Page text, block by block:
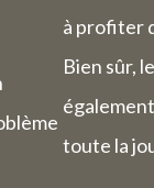
à profiter
Bien sûr,
toute la
du 3